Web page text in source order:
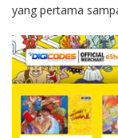
yang pertama